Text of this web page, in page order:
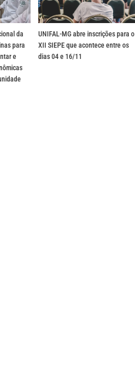
da
para
e
UNIFAL-MG abre inscrições para o
XII SIEPE que acontece entre os
dias 04 e 16/11